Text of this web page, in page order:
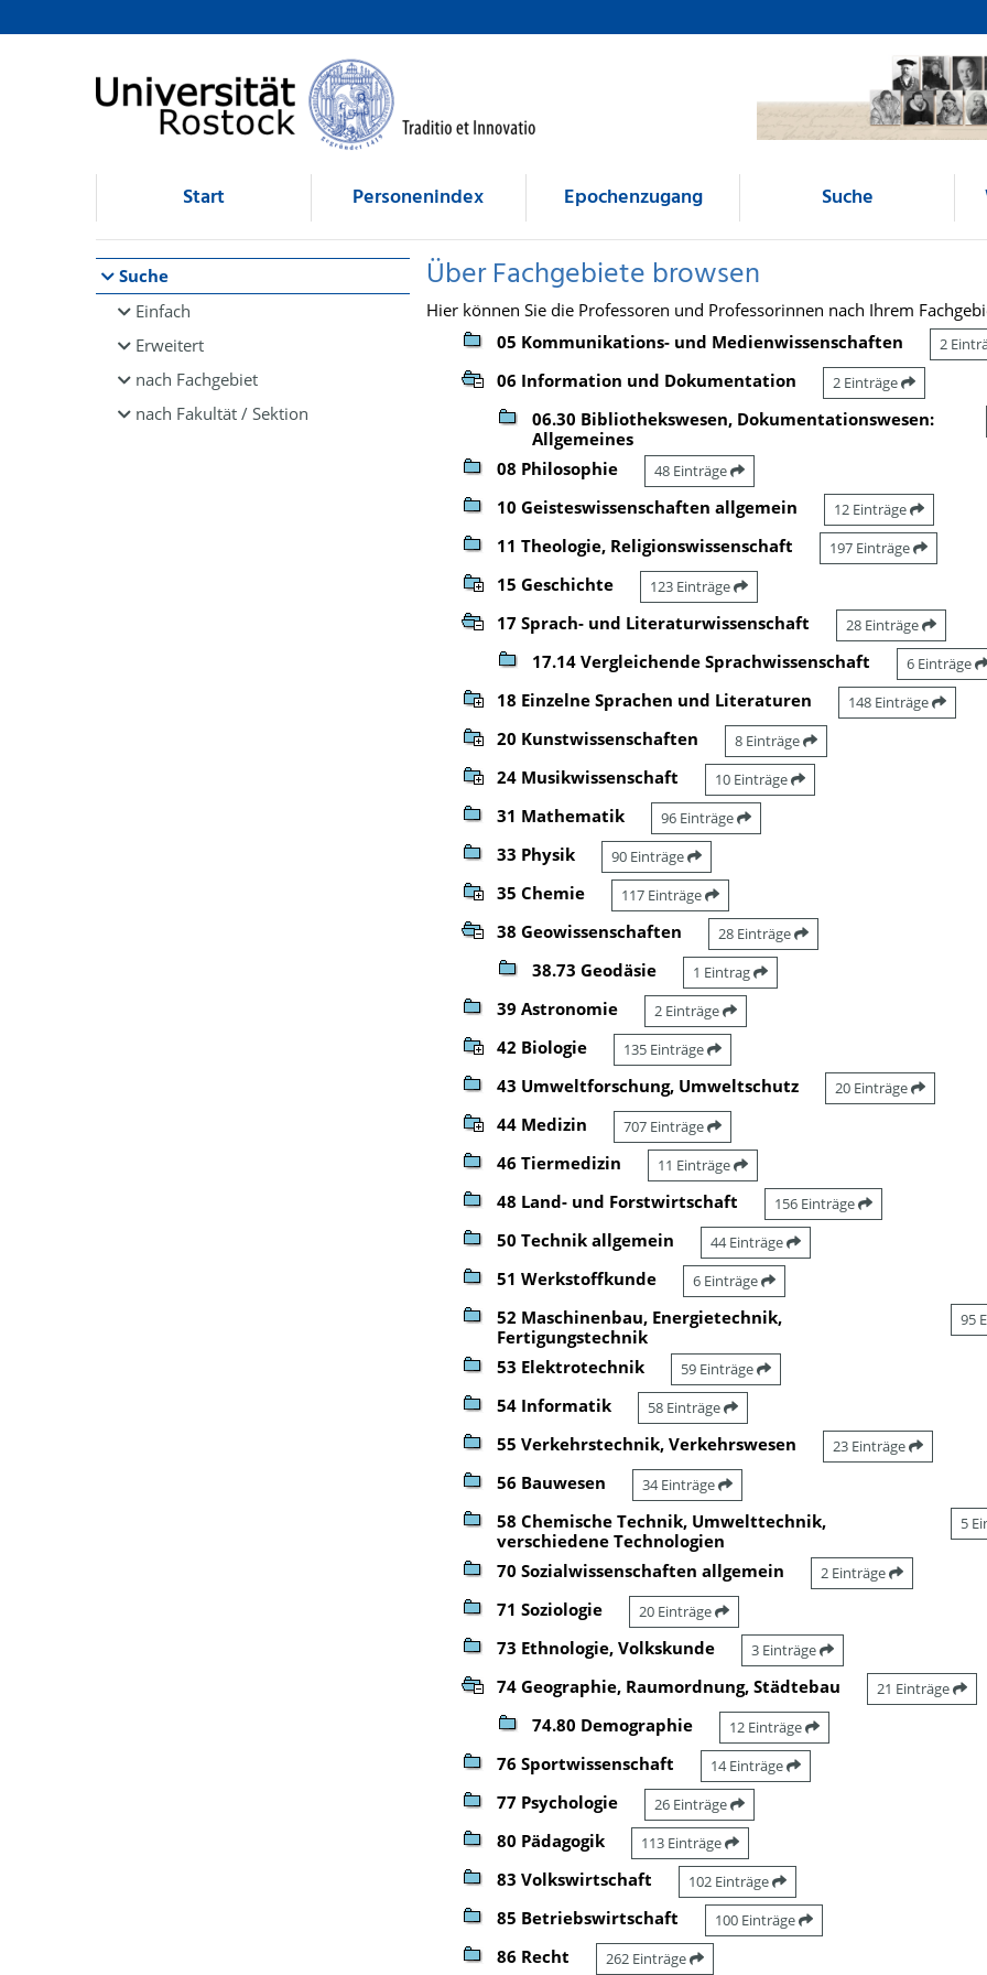
Browsen
direkt zum Inhalt
Start Personenindex Epochenzugang Suche
Suche
Einfach
Erweitert
nach Fachgebiet
nach Fakultät / Sektion
Über Fachgebiete browsen
Hier können Sie die Professoren und Professorinnen nach Ihrem
05 Kommunikations- und Medienwissenschaften
2
06 Information und Dokumentation 2 Einträge
06.30 Bibliothekswesen, Dokumentationswesen:
Allgemeines
08 Philosophie 48 Einträge
10 Geisteswissenschaften allgemein 12 Einträge
11 Theologie, Religionswissenschaft 197 Einträge
15 Geschichte 123 Einträge
17 Sprach- und Literaturwissenschaft 28 Einträge
17.14 Vergleichende Sprachwissenschaft 6 Einträge
18 Einzelne Sprachen und Literaturen 148 Einträge
20 Kunstwissenschaften 8 Einträge
24 Musikwissenschaft 10 Einträge
31 Mathematik 96 Einträge
33 Physik 90 Einträge
35 Chemie 117 Einträge
38 Geowissenschaften 28 Einträge
38.73 Geodäsie 1 Eintrag
39 Astronomie 2 Einträge
42 Biologie 135 Einträge
43 Umweltforschung, Umweltschutz 20 Einträge
44 Medizin 707 Einträge
46 Tiermedizin 11 Einträge
48 Land- und Forstwirtschaft 156 Einträge
50 Technik allgemein 44 Einträge
51 Werkstoffkunde 6 Einträge
52 Maschinenbau, Energietechnik,
Fertigungstechnik
95
53 Elektrotechnik 59 Einträge
54 Informatik 58 Einträge
55 Verkehrstechnik, Verkehrswesen 23 Einträge
56 Bauwesen 34 Einträge
58 Chemische Technik, Umwelttechnik,
verschiedene Technologien
5
70 Sozialwissenschaften allgemein 2 Einträge
71 Soziologie 20 Einträge
73 Ethnologie, Volkskunde 3 Einträge
74 Geographie, Raumordnung, Städtebau 21 Einträge
74.80 Demographie 12 Einträge
76 Sportwissenschaft 14 Einträge
77 Psychologie 26 Einträge
80 Pädagogik 113 Einträge
83 Volkswirtschaft 102 Einträge
85 Betriebswirtschaft 100 Einträge
86 Recht 262 Einträge